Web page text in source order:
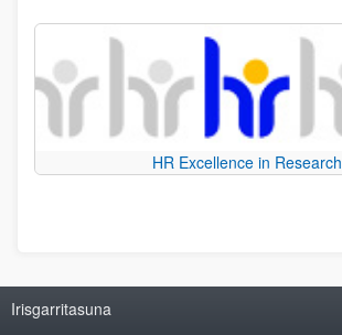
HR Excellence in Research
Irisgarritasuna